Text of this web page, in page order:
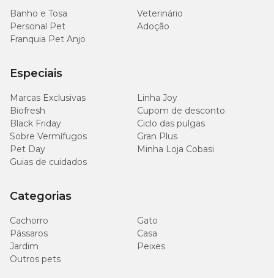
Banho e Tosa
Veterinário
Personal Pet
Adoção
Franquia Pet Anjo
Especiais
Marcas Exclusivas
Linha Joy
Biofresh
Cupom de desconto
Black Friday
Ciclo das pulgas
Sobre Vermífugos
Gran Plus
Pet Day
Minha Loja Cobasi
Guias de cuidados
Categorias
Cachorro
Gato
Pássaros
Casa
Jardim
Peixes
Outros pets